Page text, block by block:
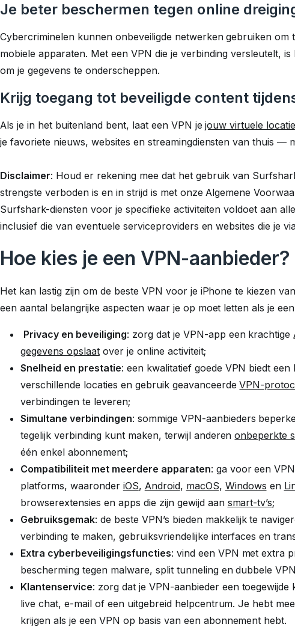
Je beter beschermen tegen online
Cybercriminelen kunnen onbeveiligde netwerken gebruiken om
mobiele apparaten. Met een VPN die je verbinding versleutelt,
om je gegevens te onderscheppen.
Krijg toegang tot beveiligde content
Als je in het buitenland bent, laat een VPN jejouw virtuele
je favoriete nieuws, websites en streamingdiensten van thuis —
Disclaimer: Houd er rekening mee dat het gebruik van
strengste verboden is en in strijd is met onze Algemene
Surfshark-diensten voor je specifieke activiteiten voldoet aan
inclusief die van eventuele serviceproviders en websites die je
Hoe kies je een VPN-aanbieder?
Het kan lastig zijn om de beste VPN voor je iPhone te kiezen
een aantal belangrijke aspecten waar je op moet letten als je
Privacy en beveiliging: zorg dat je VPN-app een krachtige
gegevens opslaatover je online activiteit;
Snelheid en prestatie: een kwalitatief goede VPN biedt
verschillende locaties en gebruik geavanceerdeVPN-
verbindingen te leveren;
Simultane verbindingen: sommige VPN-aanbieders
tegelijk verbinding kunt maken, terwijl anderenonbeperkte
één enkel abonnement;
Compatibiliteit met meerdere apparaten: ga voor een
platforms, waaronder iOS, Android, macOS, Windows en
browserextensies en apps die zijn gewijd aan smart-tv’s;
Gebruiksgemak: de beste VPN’s bieden makkelijk te
verbinding te maken, gebruiksvriendelijke interfaces en
Extra cyberbeveiligingsfuncties: vind een VPN met extra
bescherming tegen malware, split tunneling en dubbele
Klantenservice: zorg dat je VPN-aanbieder een
live chat, e-mail of een uitgebreid helpcentrum. Je hebt
krijgen als je een VPN op basis van een abonnement hebt.